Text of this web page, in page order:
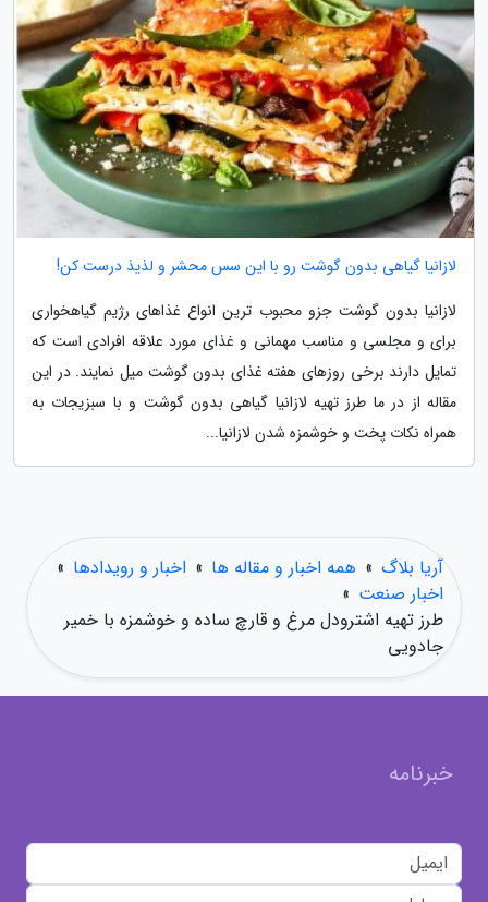
لازانیا گیاهی بدون گوشت رو با این سس محشر و لذیذ درست کن!
لازانیا بدون گوشت جزو محبوب ترین انواع غذاهای رژیم گیاهخواری
برای و مجلسی و مناسب مهمانی و غذای مورد علاقه افرادی است که
تمایل دارند برخی روزهای هفته غذای بدون گوشت میل نمایند. در این
مقاله از در ما طرز تهیه لازانیا گیاهی بدون گوشت و با سبزیجات به
همراه نکات پخت و خوشمزه شدن لازانیا...
آریا بلاگ » همه اخبار و مقاله ها » اخبار و رویدادها »
اخبار صنعت »
طرز تهیه اشترودل مرغ و قارچ ساده و خوشمزه با خمیر
جادویی
خبرنامه